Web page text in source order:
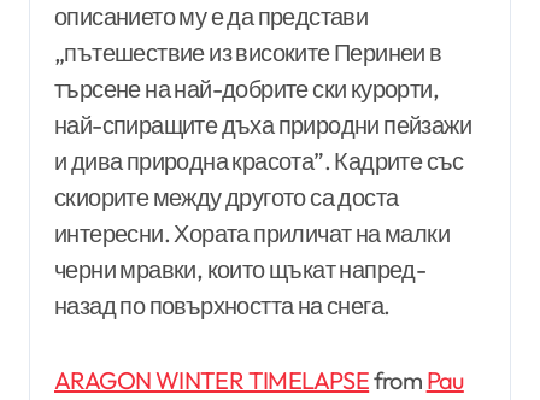
описанието му е да представи
„пътешествие из високите Перинеи в
търсене на най-добрите ски курорти,
най-спиращите дъха природни пейзажи
и дива природна красота”. Кадрите със
скиорите между другото са доста
интересни. Хората приличат на малки
черни мравки, които щъкат напред-
назад по повърхността на снега.
ARAGON WINTER TIMELAPSEfrom Pau